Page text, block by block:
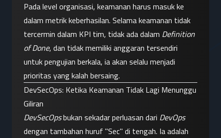
Pada level organisasi, keamanan harus masuk ke
dalam metrik keberhasilan. Selama keamanan tidak
tercermin dalam KPI tim, tidak ada dalam Definition
of Done, dan tidak memiliki anggaran tersendiri
untuk pengujian berkala, ia akan selalu menjadi
prioritas yang kalah bersaing.
DevSecOps: Ketika Keamanan Tidak Lagi Menunggu
Giliran
DevSecOps bukan sekadar perluasan dari DevOps
dengan tambahan huruf "Sec" di tengah. Ia adalah